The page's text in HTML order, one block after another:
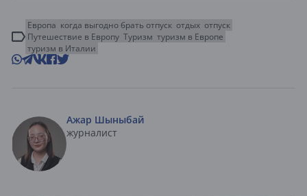
Европа когда выгодно брать отпуск отдых отпуск
Путешествие в Европу Туризм туризм в Европе
туризм в Италии
Ажар Шыныбай
журналист